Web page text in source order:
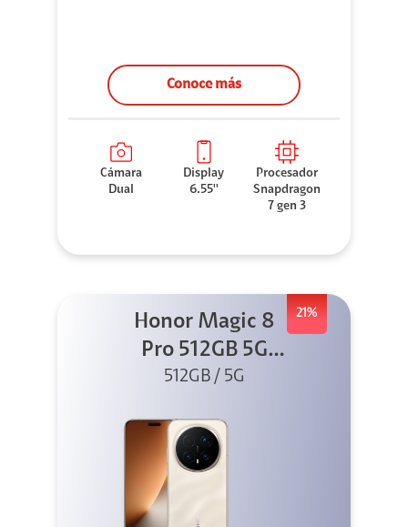
Conoce más
Cámara
Dual
Display
6.55''
Procesador
Snapdragon
7 gen 3
21%
Honor Magic 8
Pro 512GB 5G
Sunrise Gold
512GB / 5G